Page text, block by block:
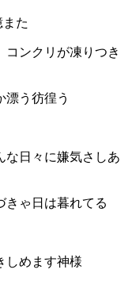
た
コンクリが凍りつき
漂う彷徨う
な日々に嫌気さしあ
きゃ日は暮れてる
しめます神様